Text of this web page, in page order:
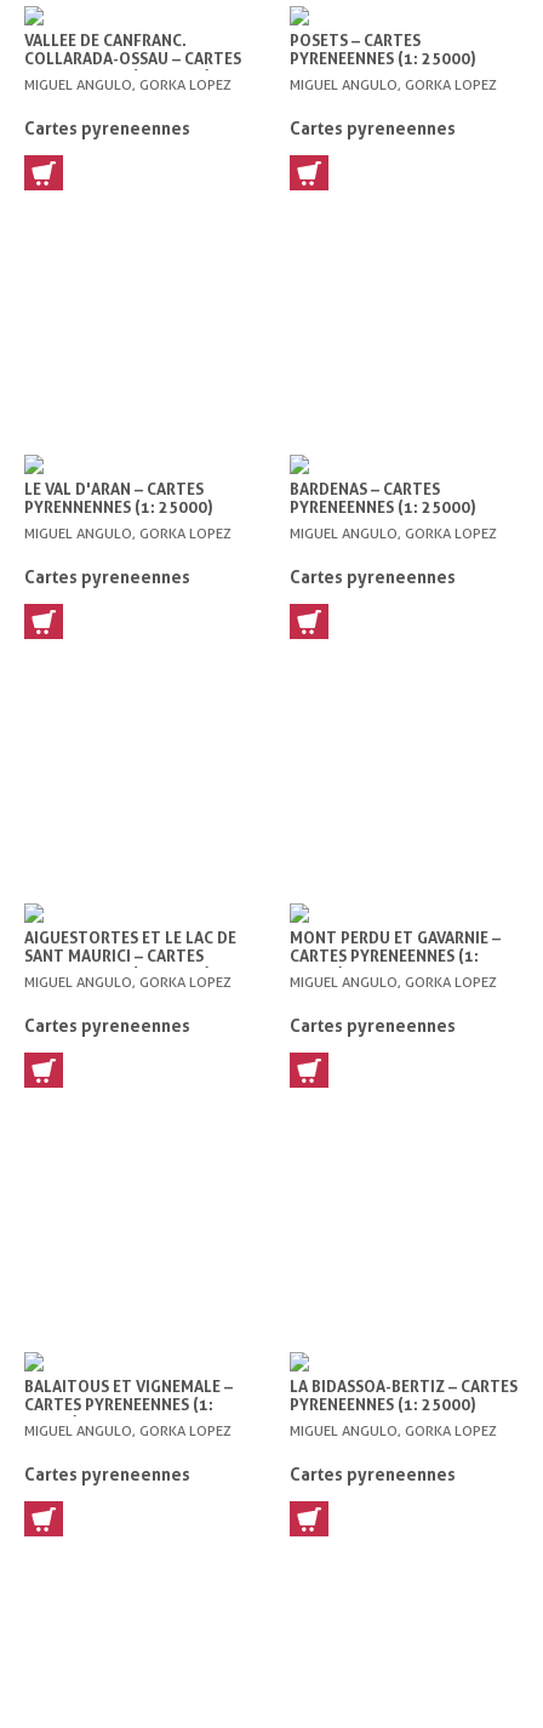
VALLEE DE CANFRANC.
COLLARADA-OSSAU – CARTES
PYRENEENNES (1: 25000)
MIGUEL ANGULO, GORKA LOPEZ
Cartes pyreneennes
POSETS – CARTES
PYRENEENNES (1: 25000)
MIGUEL ANGULO, GORKA LOPEZ
Cartes pyreneennes
LE VAL D'ARAN – CARTES
PYRENNENNES (1: 25000)
MIGUEL ANGULO, GORKA LOPEZ
Cartes pyreneennes
BARDENAS – CARTES
PYRENEENNES (1: 25000)
MIGUEL ANGULO, GORKA LOPEZ
Cartes pyreneennes
AIGUESTORTES ET LE LAC DE
SANT MAURICI – CARTES
PYRENEENNES (1: 25000)
MIGUEL ANGULO, GORKA LOPEZ
Cartes pyreneennes
MONT PERDU ET GAVARNIE –
CARTES PYRENEENNES (1:
25000)
MIGUEL ANGULO, GORKA LOPEZ
Cartes pyreneennes
BALAITOUS ET VIGNEMALE –
CARTES PYRENEENNES (1:
25000)
MIGUEL ANGULO, GORKA LOPEZ
Cartes pyreneennes
LA BIDASSOA-BERTIZ – CARTES
PYRENEENNES (1: 25000)
MIGUEL ANGULO, GORKA LOPEZ
Cartes pyreneennes